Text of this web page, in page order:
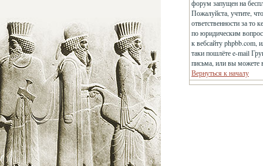
форум запущен на
Пожалуйста, учтите,
ответственности за
по юридическим
к вебсайту phpbb.com,
таки пошлёте e-mail
письма, или вы можете
Вернуться к началу